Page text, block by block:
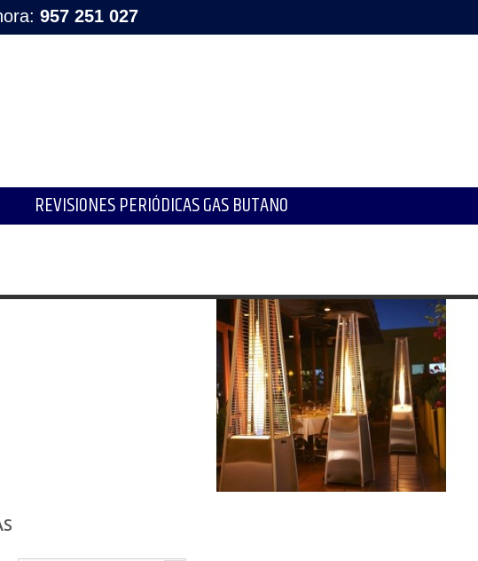
957 251 027
REVISIONES PERIÓDICAS GAS BUTANO